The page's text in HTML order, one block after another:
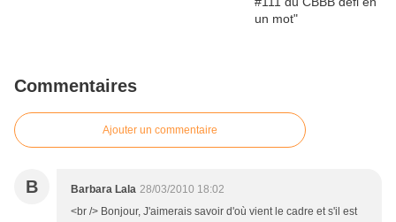
Commentaires
Ajouter un commentaire
B Barbara Lala 28/03/2010 18:02
<br /> Bonjour, J'aimerais savoir d'où vient le cadre et s'il est